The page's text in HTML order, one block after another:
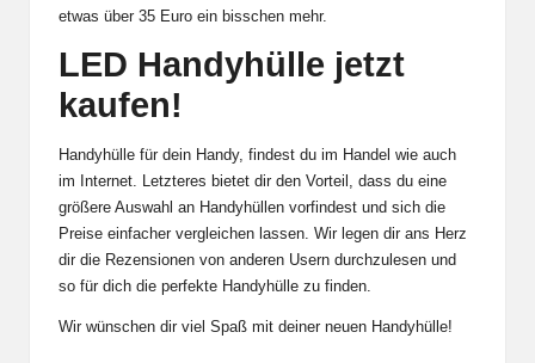
etwas über 35 Euro ein bisschen mehr.
LED Handyhülle jetzt
kaufen!
Handyhülle für dein Handy, findest du im Handel wie auch
im Internet. Letzteres bietet dir den Vorteil, dass du eine
größere Auswahl an Handyhüllen vorfindest und sich die
Preise einfacher vergleichen lassen. Wir legen dir ans Herz
dir die Rezensionen von anderen Usern durchzulesen und
so für dich die perfekte Handyhülle zu finden.
Wir wünschen dir viel Spaß mit deiner neuen Handyhülle!